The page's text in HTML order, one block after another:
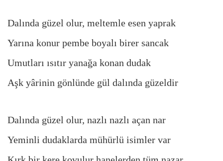
Dalında güzel olur, meltemle esen yaprak
Yarına konur pembe boyalı birer sancak
Umutları ısıtır yanağa konan dudak
Aşk yârinin gönlünde gül dalında güzeldir
Dalında güzel olur, nazlı nazlı açan nar
Yeminli dudaklarda mühürlü isimler var